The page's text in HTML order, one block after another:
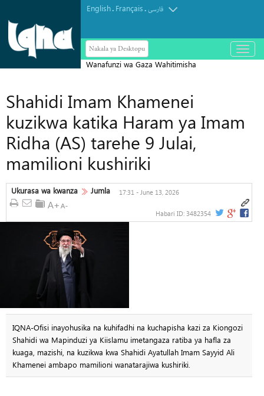
English. Français.فارسی
Nakala ya Desktopu
باز
و
Wanafunzi wa Gaza Wahitimisha
Shahidi Imam Khamenei
kuzikwa katika Haram ya Imam
Ridha (AS) tarehe 9 Julai,
mamilioni kushiriki
Ukurasa wa kwanza Jumla 17:31 - June 13, 2026
Habari ID: 3482354
IQNA-Ofisi inayohusika na kuhifadhi na kuchapisha kazi za Kiongozi
Shahidi wa Mapinduzi ya Kiislamu imetangaza ratiba ya hafla za
kuaga, mazishi, na kuzikwa kwa Shahidi Ayatullah Imam Sayyid Ali
Khamenei ambapo mamilioni wanatarajiwa kushiriki.